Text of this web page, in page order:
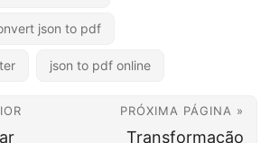
json to pdf
json to pdf online
PRÓXIMA PÁGINA »
Transformação